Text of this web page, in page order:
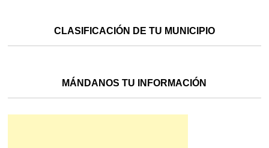
CLASIFICACIÓN DE TU MUNICIPIO
MÁNDANOS TU INFORMACIÓN